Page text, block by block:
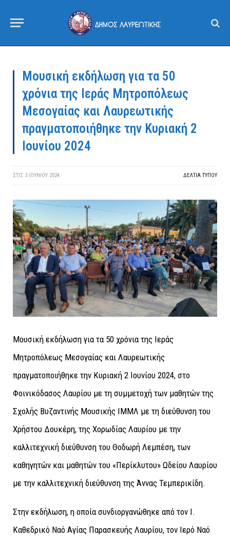
Μουσική εκδήλωση για τα 50
χρόνια της Ιεράς Μητροπόλεως
Μεσογαίας και Λαυρεωτικής
πραγματοποιήθηκε την Κυριακή 2
Ιουνίου 2024
ΣΤΙΣ 3 ΙΟΥΝΊΟΥ 2024 ΔΕΛΤΙΑ ΤΥΠΟΥ
Μουσική εκδήλωση για τα 50 χρόνια της Ιεράς
Μητροπόλεως Μεσογαίας και Λαυρεωτικής
πραγματοποιήθηκε την Κυριακή 2 Ιουνίου 2024, στο
Φοινικόδασος Λαυρίου με τη συμμετοχή των μαθητών της
Σχολής Βυζαντινής Μουσικής ΙΜΜΛ με τη διεύθυνση του
Χρήστου Δουκέρη, της Χορωδίας Λαυρίου με την
καλλιτεχνική διεύθυνση του Θοδωρή Λεμπέση, των
καθηγητών και μαθητών του «Περίκλυτου» Ωδείου Λαυρίου
με την καλλιτεχνική διεύθυνση της Άννας Τεμπερικίδη.
Στην εκδήλωση, η οποία συνδιοργανώθηκε από τον Ι.
Καθεδρικό Ναό Αγίας Παρασκευής Λαυρίου, τον Ιερό Ναό